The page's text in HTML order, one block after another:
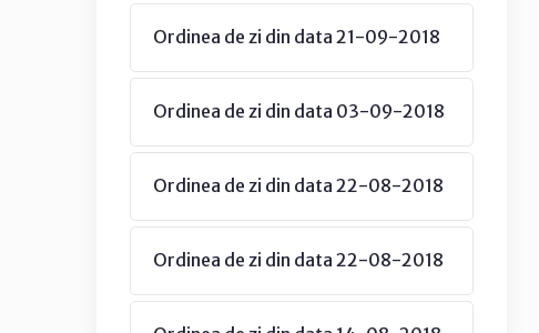
Ordinea de zi din data 21-09-2018
Ordinea de zi din data 03-09-2018
Ordinea de zi din data 22-08-2018
Ordinea de zi din data 22-08-2018